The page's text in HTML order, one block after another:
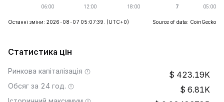
Останні зміни: 2026-08-07 05:07:39. (UTC+0) Source of data: CoinGecko
Статистика цін
Ринкова капіталізація 423.19K
Обсяг за 24 год. 6.81K